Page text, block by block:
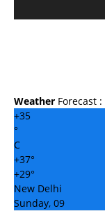
Weather Forecast :
+35
°
C
+37°
+29°
New Delhi
Sunday, 09